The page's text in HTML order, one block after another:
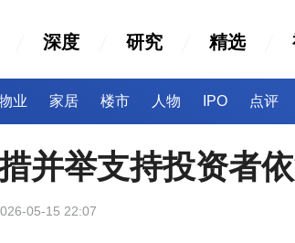
深度 研究 精选
业 家居 楼市 人物 IPO 点评
并举支持投资者
05-15 22:07